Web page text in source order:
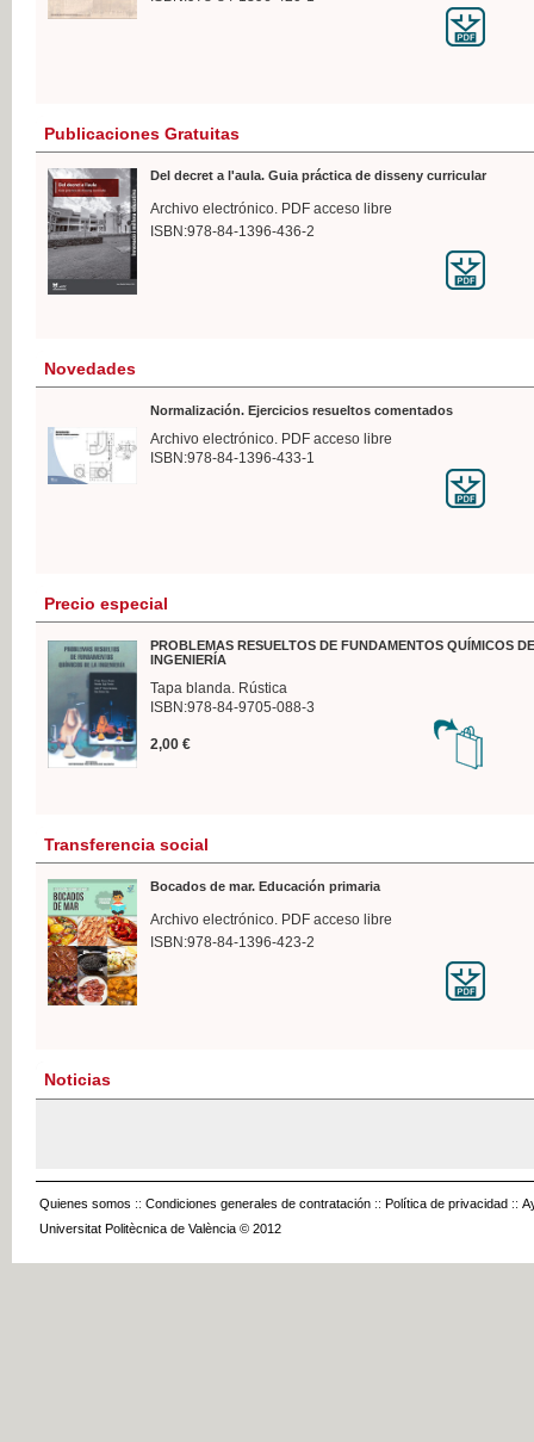
Publicaciones Gratuitas
Del decret a l'aula. Guia práctica de disseny curricular
Archivo electrónico. PDF acceso libre
ISBN:978-84-1396-436-2
Novedades
Normalización. Ejercicios resueltos comentados
Archivo electrónico. PDF acceso libre
ISBN:978-84-1396-433-1
Precio especial
PROBLEMAS RESUELTOS DE FUNDAMENTOS QUÍMICOS
INGENIERÍA
Tapa blanda. Rústica
ISBN:978-84-9705-088-3
2,00 €
Transferencia social
Bocados de mar. Educación primaria
Archivo electrónico. PDF acceso libre
ISBN:978-84-1396-423-2
Noticias
Quienes somos :: Condiciones generales de contratación :: Política de privacidad ::
Universitat Politècnica de València © 2012